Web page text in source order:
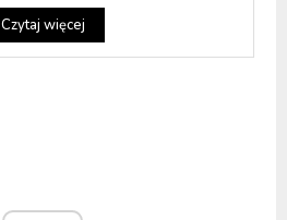
Czytaj więcej